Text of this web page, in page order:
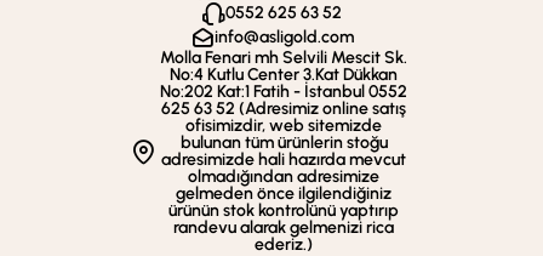
0552 625 63 52
info@asligold.com
Molla Fenari mh Selvili Mescit Sk.
No:4 Kutlu Center 3.Kat Dükkan
No:202 Kat:1 Fatih - İstanbul 0552
625 63 52 (Adresimiz online satış
ofisimizdir, web sitemizde
bulunan tüm ürünlerin stoğu
adresimizde hali hazırda mevcut
olmadığından adresimize
gelmeden önce ilgilendiğiniz
ürünün stok kontrolünü yaptırıp
randevu alarak gelmenizi rica
ederiz.)